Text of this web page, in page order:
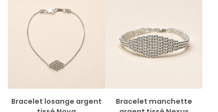
Bracelet losange argent
Bracelet manchette